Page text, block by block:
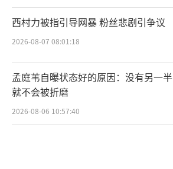
西村力被指引导网暴 粉丝悲剧引争议
2026-08-07 08:01:18
孟庭苇自曝状态好的原因：没有另一半
就不会被折磨
2026-08-06 10:57:40